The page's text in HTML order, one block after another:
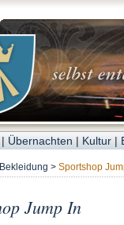
| Übernachten | Kultur |
Bekleidung > Sportshop
Jump In